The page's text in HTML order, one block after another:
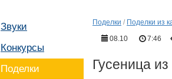
Звуки
Конкурсы
Поделки
Поделки / Поделки из
08.10
7:46
Гусеница